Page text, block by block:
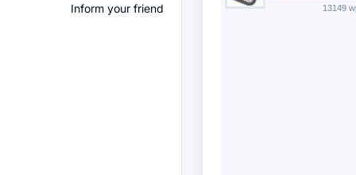
Inform your friend 13149